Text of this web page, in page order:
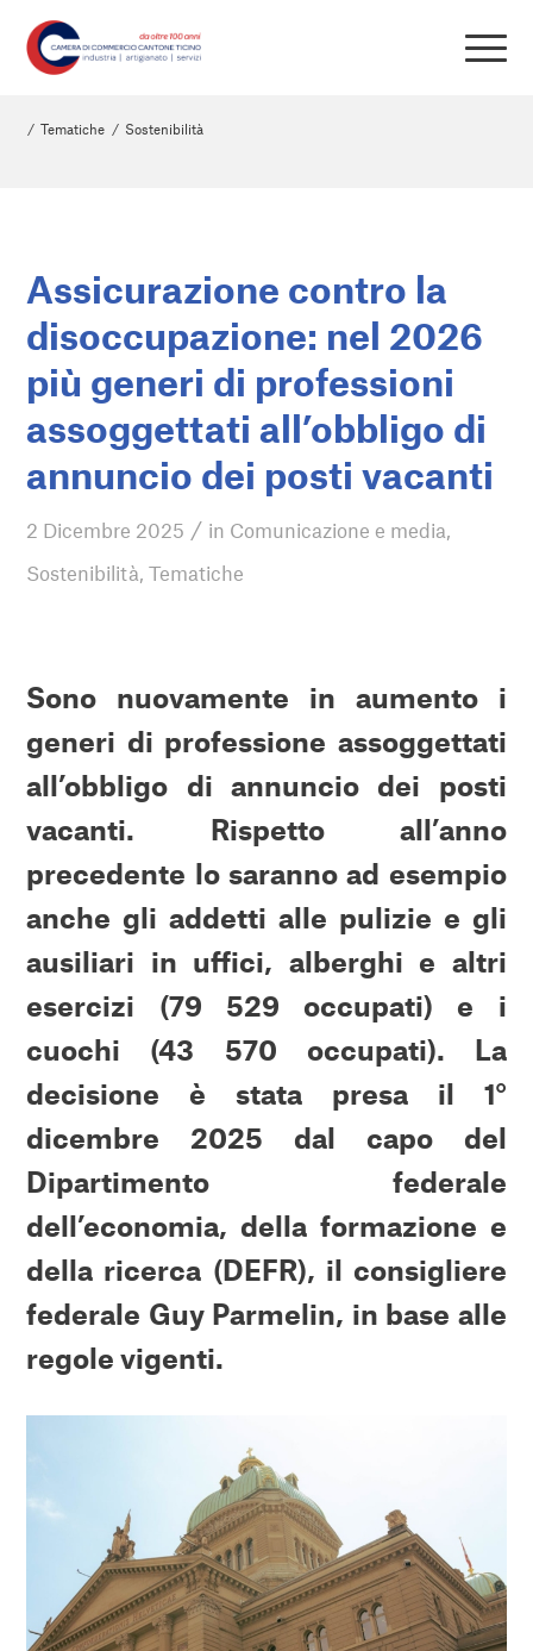
/ Tematiche / Sostenibilità
Assicurazione contro la
disoccupazione: nel 2026
più generi di professioni
assoggettati all’obbligo di
annuncio dei posti vacanti
2 Dicembre 2025 / in Comunicazione e media,
Sostenibilità,Tematiche
Sono nuovamente in aumento i
generi di professione assoggettati
all’obbligo di annuncio dei posti
vacanti. Rispetto all’anno
precedente lo saranno ad esempio
anche gli addetti alle pulizie e gli
ausiliari in uffici, alberghi e altri
esercizi (79 529 occupati) e i
cuochi (43 570 occupati). La
decisione è stata presa il 1°
dicembre 2025 dal capo del
Dipartimento federale
dell’economia, della formazione e
della ricerca (DEFR), il consigliere
federale Guy Parmelin, in base alle
regole vigenti.